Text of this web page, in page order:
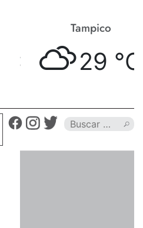
Tampico
29 ° C
calcinado